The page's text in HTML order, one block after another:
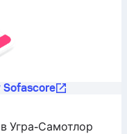
Sofascore
Угра-Самотлор